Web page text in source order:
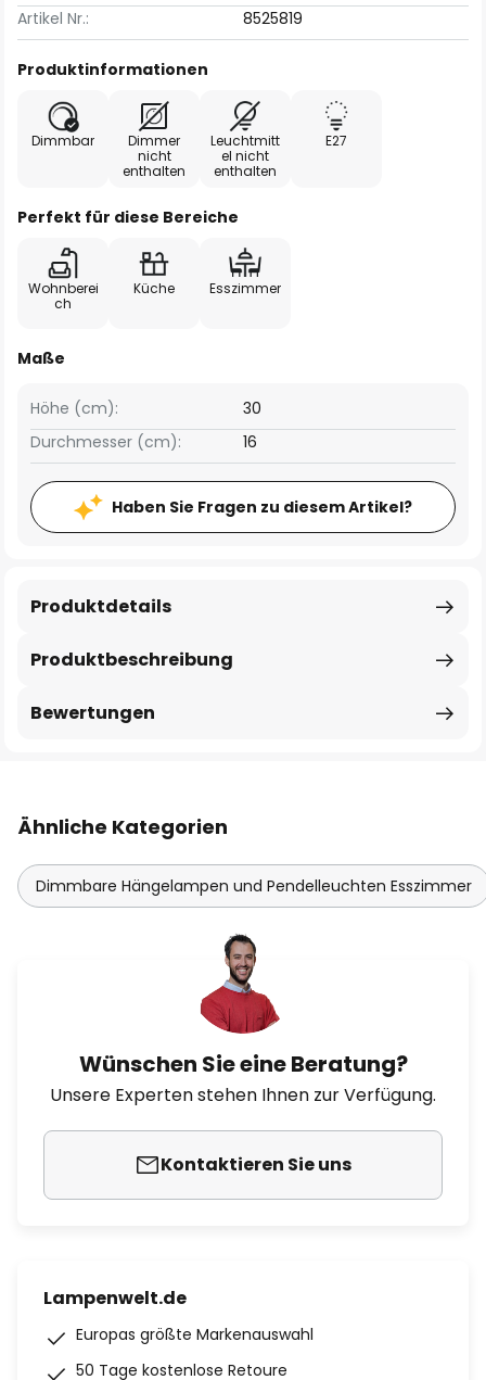
Artikel Nr.:
8525819
Produktinformationen
Dimmbar
Dimmer
nicht
enthalten
Leuchtmitt
el nicht
enthalten
E27
Perfekt für diese Bereiche
Wohnberei
ch
Küche Esszimmer
Maße
Höhe (cm):
30
Durchmesser (cm):
16
Haben Sie Fragen zu diesem Artikel?
Produktbeschreibung
Produktdetails
Bewertungen
Ähnliche Kategorien
Dimmbare Hängelampen und Pendelleuchten Esszimmer
Wünschen Sie eine Beratung?
Unsere Experten stehen Ihnen zur Verfügung.
Kontaktieren Sie uns
Lampenwelt.de
Europas größte Markenauswahl
50 Tage kostenlose Retoure